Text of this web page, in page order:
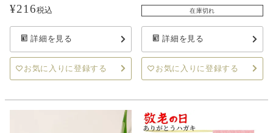
¥216税込
詳細を見る
お気に入りに登録する
在庫切れ
詳細を見る
お気に入りに登録する